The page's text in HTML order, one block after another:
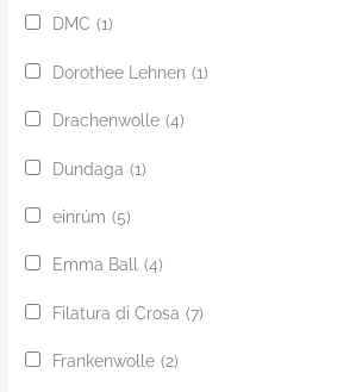
DMC (1)
Dorothee Lehnen (1)
Drachenwolle (4)
Dundaga (1)
einrúm (5)
Emma Ball (4)
Filatura di Crosa (7)
Frankenwolle (2)